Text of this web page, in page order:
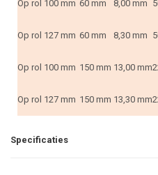
Op rol 100 mm 60 mm 8,00 mm
Op rol 127 mm 60 mm 8,30 mm
Op rol 100 mm 150 mm 13,00 mm
Op rol 127 mm 150 mm 13,30 mm
Specificaties